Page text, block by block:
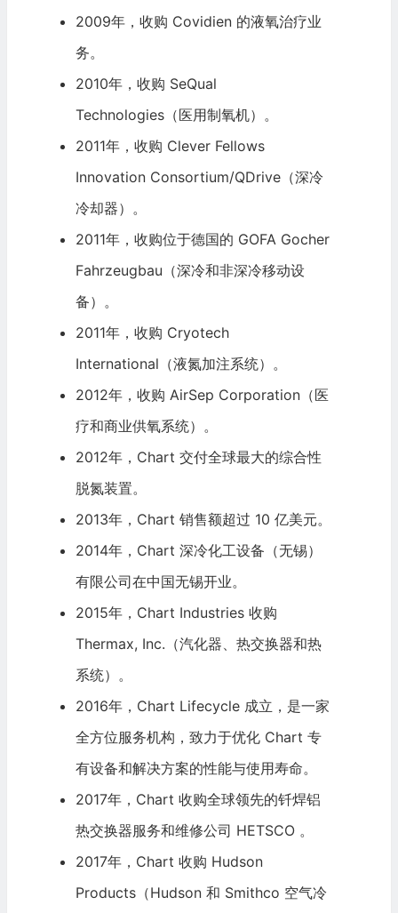
2009年，收购 Covidien 的液氧治疗业
务。
2010年，收购 SeQual
Technologies（医用制氧机）。
2011年，收购 Clever Fellows
Innovation Consortium/QDrive（深冷
冷却器）。
2011年，收购位于德国的 GOFA Gocher
Fahrzeugbau（深冷和非深冷移动设
备）。
2011年，收购 Cryotech
International（液氮加注系统）。
2012年，收购 AirSep Corporation（医
疗和商业供氧系统）。
2012年，Chart 交付全球最大的综合性
脱氮装置。
2013年，Chart 销售额超过 10 亿美元。
2014年，Chart 深冷化工设备（无锡）
有限公司在中国无锡开业。
2015年，Chart Industries 收购
Thermax, Inc.（汽化器、热交换器和热
系统）。
2016年，Chart Lifecycle 成立，是一家
全方位服务机构，致力于优化 Chart 专
有设备和解决方案的性能与使用寿命。
2017年，Chart 收购全球领先的钎焊铝
热交换器服务和维修公司 HETSCO 。
2017年，Chart 收购 Hudson
Products（Hudson 和 Smithco 空气冷